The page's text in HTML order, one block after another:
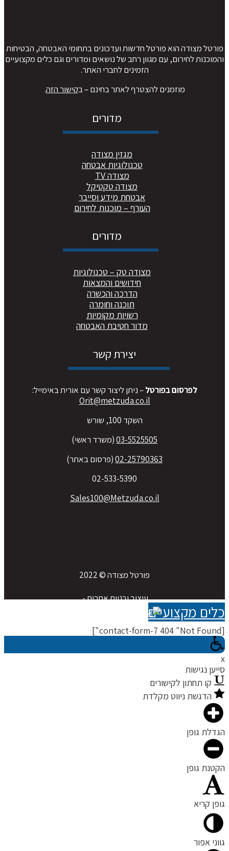
פורטל מצודה הוא פורטל חדשות ועדכונים בתחומי האבטחה, הבטיחות
לחירום, עם מגוון רחב של נושאים ומדורים וגם כלים מקצועיים
הזמינים לחברי האתר.
מוזמנים להצטרף לאתר בחינם – בקישור הזה.
מדורים
מגזין מצודה
טכנולוגיות אבטחה
מצודה TV
מצודה טקטיקל
אבטחת מידע וסייבר
העורף – מוכנות לחירום
מדורים
מצודה טק – טכנולוגיות
חידושים והמצאות
הדרכה והכשרה
תוכנה וחומרה
רשויות מקומיות
מדור חטיבת האבטחה
יצירת קשר
לפרסום בפורטל– ניתן ליצור קשר עם אורית באימייל:
Orit@metzuda.co.il
השקד 100, שורש
03-5525505(משרד ראשי)
02-25790363(פרסום באתר)
02-533-5390
Sales100@Metzuda.co.il
פורטל מצודה © 2022
עיצוב ובניית אתרים -
מקצועיים
נגישות
קו תחתון לקישורים
הדגשת ניווט מקלדת
גופן
גופן
קריא
אפור